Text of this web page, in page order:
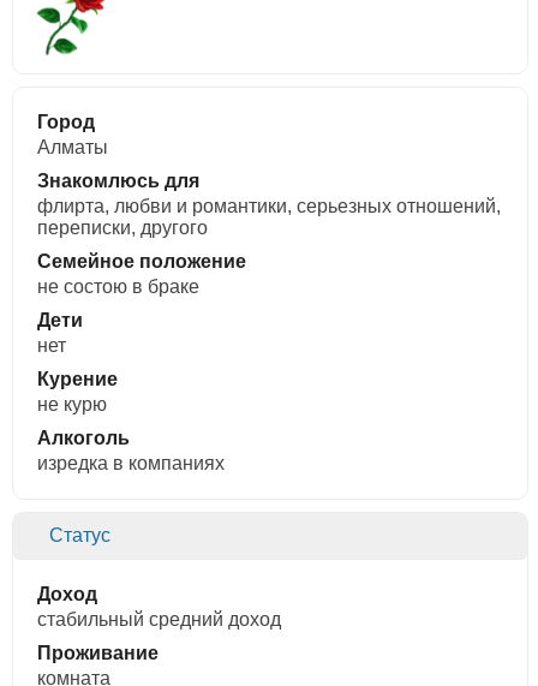
Город
Алматы
Знакомлюсь для
флирта, любви и романтики, cерьезных отношений,
переписки, другого
Семейное положение
не состою в браке
Дети
нет
Курение
не курю
Алкоголь
изредка в компаниях
Статус
Доход
стабильный средний доход
Проживание
комната